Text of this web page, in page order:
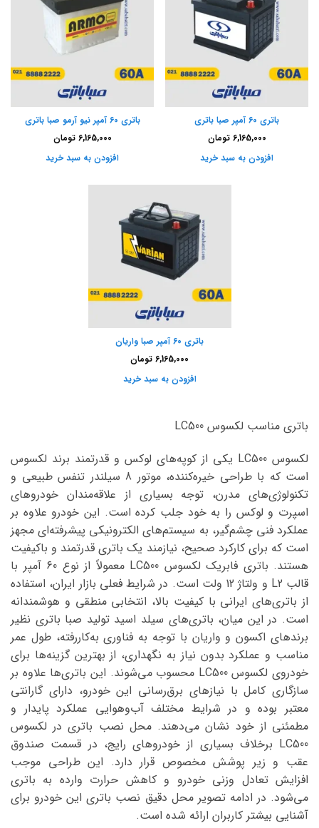
باتری 60 آمپر صبا باتری
6,165,000 تومان
افزودن به سبد خرید
باتری 60 آمپر نیو آرمو صبا باتری
6,165,000 تومان
افزودن به سبد خرید
باتری 60 آمپر صبا واریان
6,165,000 تومان
افزودن به سبد خرید
باتری مناسب لکسوس LC500
لکسوس LC500 یکی از کوپه‌های لوکس و قدرتمند برند لکسوس
است که با طراحی خیره‌کننده، موتور 8 سیلندر تنفس طبیعی و
تکنولوژی‌های مدرن، توجه بسیاری از علاقه‌مندان خودروهای
اسپرت و لوکس را به خود جلب کرده است. این خودرو علاوه بر
عملکرد فنی چشم‌گیر، به سیستم‌های الکترونیکی پیشرفته‌ای مجهز
است که برای کارکرد صحیح، نیازمند یک باتری قدرتمند و باکیفیت
هستند. باتری فابریک لکسوس LC500 معمولاً از نوع 60 آمپر با
قالب L2 و ولتاژ 12 ولت است. در شرایط فعلی بازار ایران، استفاده
از باتری‌های ایرانی با کیفیت بالا، انتخابی منطقی و هوشمندانه
است. در این میان، باتری‌های سیلد اسید تولید صبا باتری نظیر
برندهای اکسون و واریان با توجه به فناوری به‌کاررفته، طول عمر
مناسب و عملکرد بدون نیاز به نگهداری، از بهترین گزینه‌ها برای
خودروی لکسوس LC500 محسوب می‌شوند. این باتری‌ها علاوه بر
سازگاری کامل با نیازهای برق‌رسانی این خودرو، دارای گارانتی
معتبر بوده و در شرایط مختلف آب‌وهوایی عملکرد پایدار و
مطمئنی از خود نشان می‌دهند. محل نصب باتری در لکسوس
LC500 برخلاف بسیاری از خودروهای رایج، در قسمت صندوق
عقب و زیر پوشش مخصوص قرار دارد. این طراحی موجب
افزایش تعادل وزنی خودرو و کاهش حرارت وارده به باتری
می‌شود. در ادامه تصویر محل دقیق نصب باتری این خودرو برای
آشنایی بیشتر کاربران ارائه شده است.